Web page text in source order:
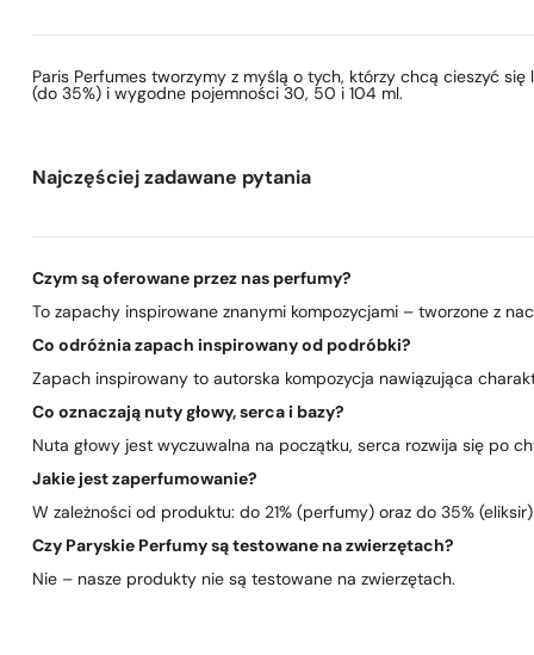
Paris Perfumes tworzymy z myślą o tych, którzy chcą cieszyć
(do 35%) i wygodne pojemności 30, 50 i 104 ml.
Najczęściej zadawane pytania
Czym są oferowane przez nas perfumy?
To zapachy inspirowane znanymi kompozycjami – tworzone z
Co odróżnia zapach inspirowany od podróbki?
Zapach inspirowany to autorska kompozycja nawiązująca
Co oznaczają nuty głowy, serca i bazy?
Nuta głowy jest wyczuwalna na początku, serca rozwija się po
Jakie jest zaperfumowanie?
W zależności od produktu: do 21% (perfumy) oraz do 35%
Czy Paryskie Perfumy są testowane na zwierzętach?
Nie – nasze produkty nie są testowane na zwierzętach.